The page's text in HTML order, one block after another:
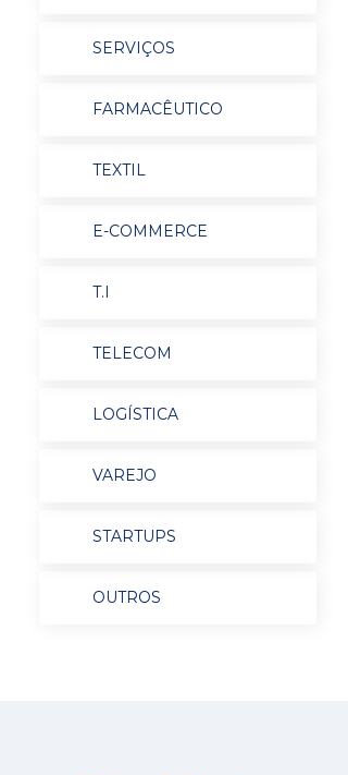
SERVIÇOS
FARMACÊUTICO
TEXTIL
E-COMMERCE
T.I
TELECOM
LOGÍSTICA
VAREJO
STARTUPS
OUTROS